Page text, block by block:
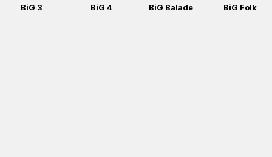
BiG 3 BiG 4 BiG Balade BiG Folk